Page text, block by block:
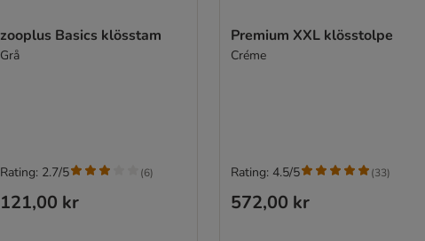
zooplus Basics klösstam
Grå
121,00 kr
Rating: 2.7/5 (6)
Premium XXL klösstolpe
Créme
572,00 kr
Rating: 4.5/5 (33)